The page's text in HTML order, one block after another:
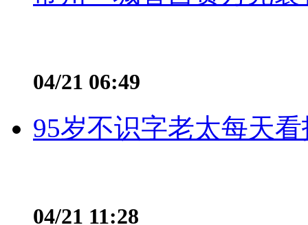
04/21 06:49
95岁不识字老太每天
04/21 11:28